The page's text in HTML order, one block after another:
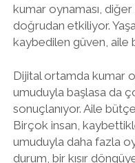
kumar oynaması,
doğrudan etkiliyor.
kaybedilen güven, aile
Dijital ortamda kumar
umuduyla başlasa da
sonuçlanıyor. Aile
Birçok insan,
umuduyla daha fazla
durum, bir kısır